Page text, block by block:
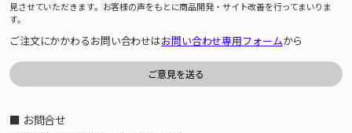
見させていただきます。お客様の声をもとに商品開発・サイト改善を行ってまいりま
す。
ご注文にかかわるお問い合わせはお問い合わせ専用フォームから
■ お問合せ